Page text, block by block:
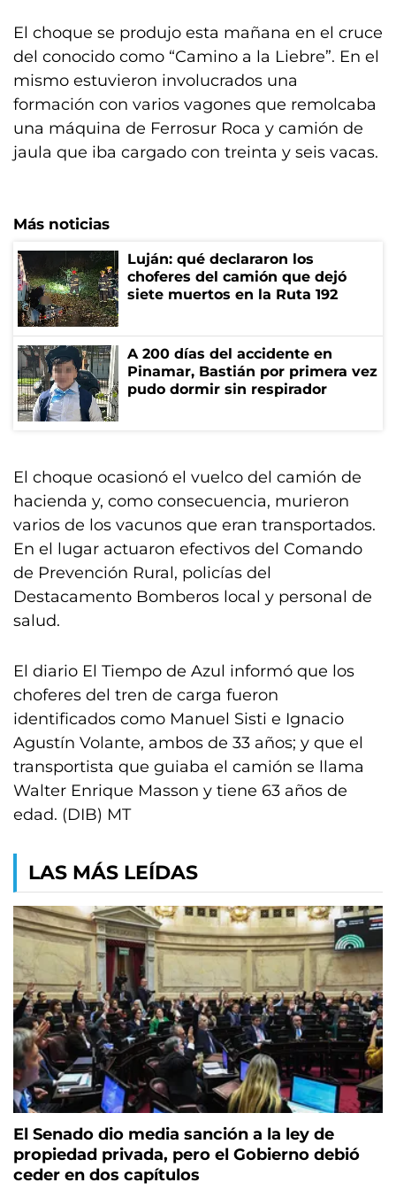
El choque se produjo esta mañana en el cruce
del conocido como “Camino a la Liebre”. En el
mismo estuvieron involucrados una
formación con varios vagones que remolcaba
una máquina de Ferrosur Roca y camión de
jaula que iba cargado con treinta y seis vacas.
Más noticias
Luján: qué declararon los
choferes del camión que dejó
siete muertos en la Ruta 192
A 200 días del accidente en
Pinamar, Bastián por primera vez
pudo dormir sin respirador
El choque ocasionó el vuelco del camión de
hacienda y, como consecuencia, murieron
varios de los vacunos que eran transportados.
En el lugar actuaron efectivos del Comando
de Prevención Rural, policías del
Destacamento Bomberos local y personal de
salud.
El diario El Tiempo de Azul informó que los
choferes del tren de carga fueron
identificados como Manuel Sisti e Ignacio
Agustín Volante, ambos de 33 años; y que el
transportista que guiaba el camión se llama
Walter Enrique Masson y tiene 63 años de
edad. (DIB) MT
LAS MÁS LEÍDAS
El Senado dio media sanción a la ley de
propiedad privada, pero el Gobierno debió
ceder en dos capítulos